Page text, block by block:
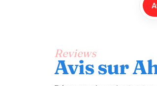
Reviews
Avis sur